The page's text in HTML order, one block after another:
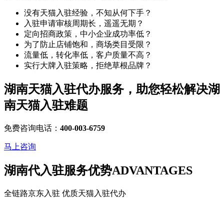
没有天猫入驻经验，不知从何下手？
入驻申请审核周期长，遥遥无期？
定向招商政策，中小企业成功率低？
为了防止店铺饱和，商场类目受限？
流量低，转化率低，客户质量不高？
实行大牌入驻策略，拒绝草根品牌？
湖南天猫入驻代办服务，助您轻松解决湖
南天猫入驻难题
免费咨询电话： 400-003-6759
马上咨询
湖南代入驻服务优势ADVANTAGES
全链路京东入驻 优质天猫入驻代办